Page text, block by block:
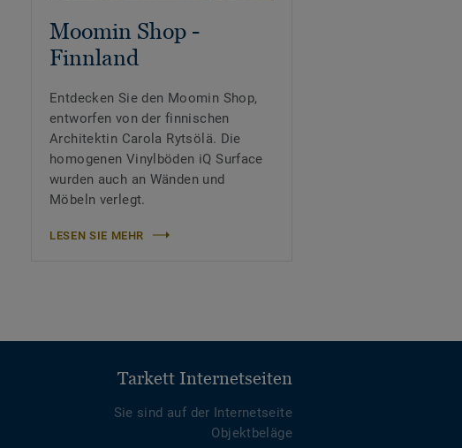
Moomin Shop -
Finnland
Entdecken Sie den Moomin Shop,
entworfen von der finnischen
Architektin Carola Rytsölä. Die
homogenen Vinylböden iQ Surface
wurden auch an Wänden und
Möbeln verlegt.
LESEN SIE MEHR
Tarkett Internetseiten
Sie sind auf der Internetseite
Objektbeläge